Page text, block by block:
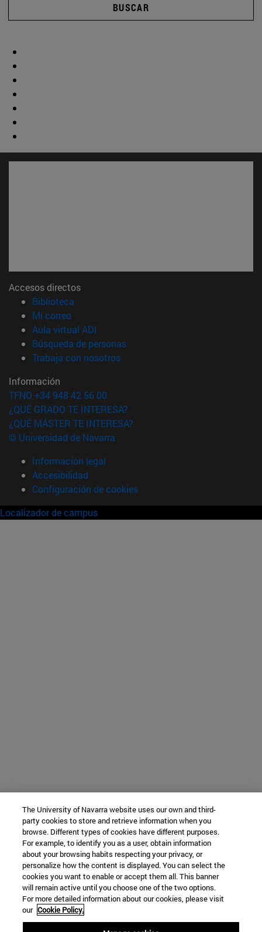
BUSCAR
Accesos directos
Biblioteca
Mi correo(abre en nueva ventana)
Aula virtual ADI
Búsqueda de personas(abre en nueva ventana)
Trabaja con nosotros(abre en nueva ventana)
Información
TFNO +34 948 42 56 00
¿QUÉ GRADO TE INTERESA?
¿QUÉ MÁSTER TE INTERESA?
© Universidad de Navarra
Información legal
Accesibilidad
Configuración de cookies
Localizador de campus
The University of Navarra website uses our own and third-
party cookies to store and retrieve information when you
browse. Different types of cookies have different purposes.
For example, to identify you as a user, obtain information
about your browsing habits respecting your privacy, or
personalize how the content is displayed. You can select the
cookies you want to enable or accept them all. This banner
will remain active until you choose one of the two options.
For more detailed information about our cookies, please visit
our Cookie Policy.